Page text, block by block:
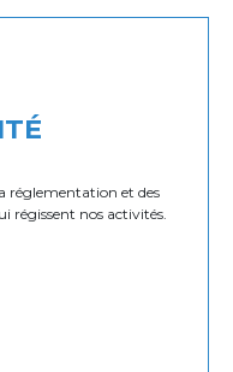
réglementation et des
régissent nos activités.